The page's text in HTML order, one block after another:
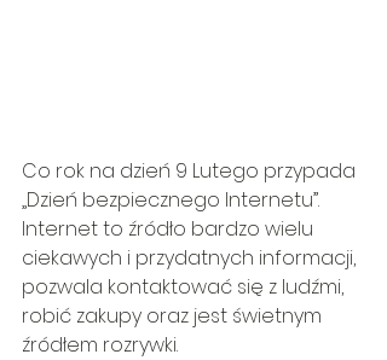
Co rok na dzień 9 Lutego przypada
„Dzień bezpiecznego Internetu”.
Internet to źródło bardzo wielu
ciekawych i przydatnych informacji,
pozwala kontaktować się z ludźmi,
robić zakupy oraz jest świetnym
źródłem rozrywki.